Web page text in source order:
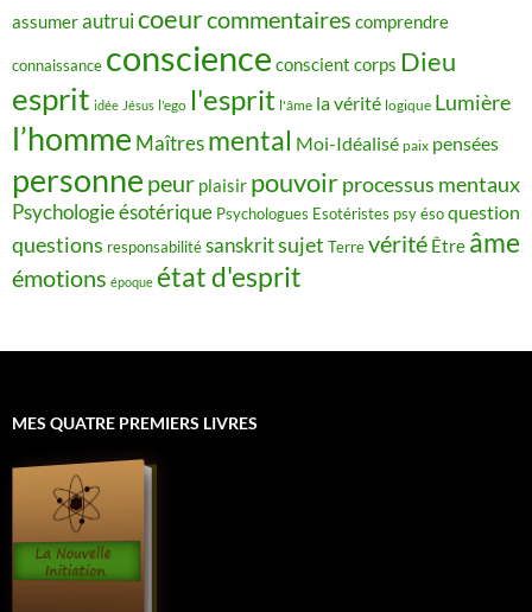
assumerautruicoeurcommentaires comprendre
connaissance conscience conscient corps Dieu
esprit idée Jésus l'ego l'esprit l'âme la vérité logique Lumière
l’homme Maîtres mental Moi-Idéalisé paix pensées
personne peur plaisir pouvoirprocessus mentaux
Psychologie ésotérique Psychologues Esotéristes psy ésoquestion
questions responsabilitésanskritsujet Terrevérité Être âme
émotions époque état d'esprit
MES QUATRE PREMIERS LIVRES